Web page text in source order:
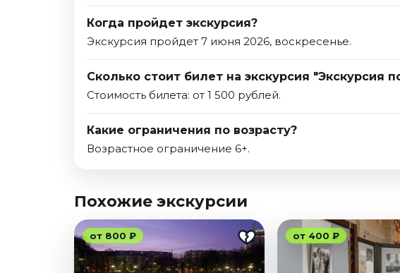
Когда пройдет экскурсия?
Экскурсия пройдет 7 июня 2026, воскресенье.
Сколько стоит билет на экскурсия "Экскурсия
Стоимость билета: от 1 500 рублей.
Какие ограничения по возрасту?
Возрастное ограничение 6+.
Похожие экскурсии
от 800 ₽ от 400 ₽